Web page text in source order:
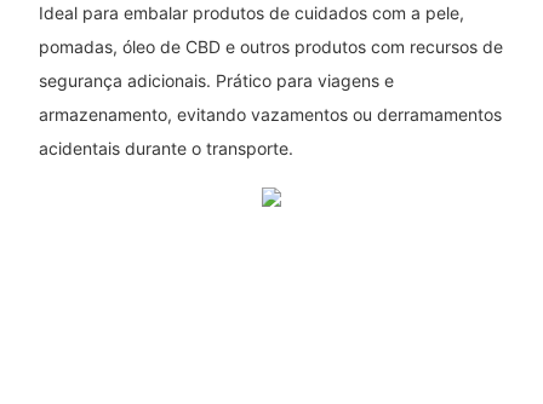
Ideal para embalar produtos de cuidados com a pele,
pomadas, óleo de CBD e outros produtos com recursos de
segurança adicionais. Prático para viagens e
armazenamento, evitando vazamentos ou derramamentos
acidentais durante o transporte.